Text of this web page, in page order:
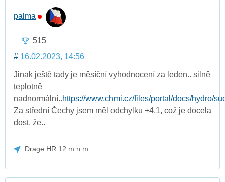
palma
515
# 16.02.2023, 14:56
Jinak ještě tady je měsíční vyhodnocení za leden.. silně
teplotně
nadnormální..https://www.chmi.cz/files/portal/docs/hydro/
Za střední Čechy jsem měl odchylku +4,1, což je docela
dost, že..
Drage HR 12 m.n.m